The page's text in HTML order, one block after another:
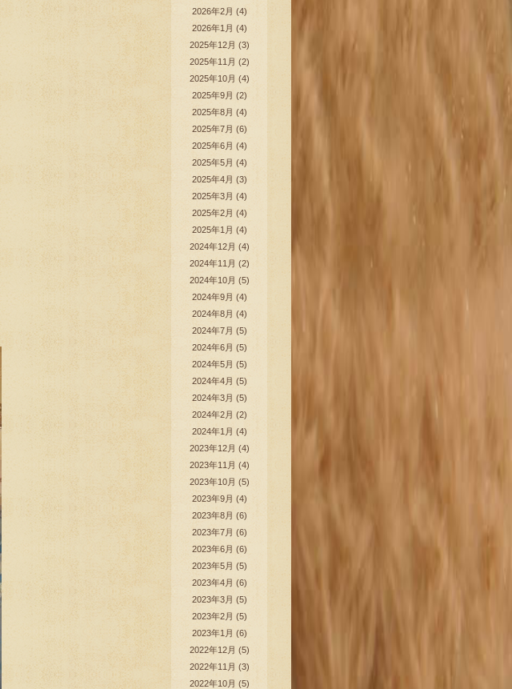
2026年2月 (4)
2026年1月 (4)
2025年12月 (3)
2025年11月 (2)
2025年10月 (4)
2025年9月 (2)
2025年8月 (4)
2025年7月 (6)
2025年6月 (4)
2025年5月 (4)
2025年4月 (3)
2025年3月 (4)
2025年2月 (4)
2025年1月 (4)
2024年12月 (4)
2024年11月 (2)
2024年10月 (5)
2024年9月 (4)
2024年8月 (4)
2024年7月 (5)
2024年6月 (5)
2024年5月 (5)
2024年4月 (5)
2024年3月 (5)
2024年2月 (2)
2024年1月 (4)
2023年12月 (4)
2023年11月 (4)
2023年10月 (5)
2023年9月 (4)
2023年8月 (6)
2023年7月 (6)
2023年6月 (6)
2023年5月 (5)
2023年4月 (6)
2023年3月 (5)
2023年2月 (5)
2023年1月 (6)
2022年12月 (5)
2022年11月 (3)
2022年10月 (5)